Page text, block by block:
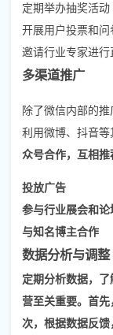
定期举办抽奖活动
开展用户投票和
邀请行业专家进
多渠道推广
除了微信内部的推
利用微博、抖音等
众号合作，互相推
投放广告
参与行业展会和论
与知名博主合作
数据分析与调整
定期分析数据，
营至关重要。 首先
次，根据数据反